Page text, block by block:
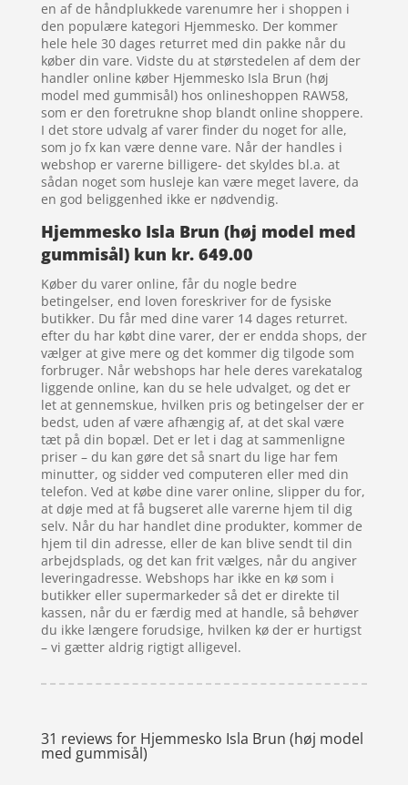
en af de håndplukkede varenumre her i shoppen i
den populære kategori Hjemmesko. Der kommer
hele hele 30 dages returret med din pakke når du
køber din vare. Vidste du at størstedelen af dem der
handler online køber Hjemmesko Isla Brun (høj
model med gummisål) hos onlineshoppen RAW58,
som er den foretrukne shop blandt online shoppere.
I det store udvalg af varer finder du noget for alle,
som jo fx kan være denne vare. Når der handles i
webshop er varerne billigere- det skyldes bl.a. at
sådan noget som husleje kan være meget lavere, da
en god beliggenhed ikke er nødvendig.
Hjemmesko Isla Brun (høj model med
gummisål) kun kr. 649.00
Køber du varer online, får du nogle bedre
betingelser, end loven foreskriver for de fysiske
butikker. Du får med dine varer 14 dages returret.
efter du har købt dine varer, der er endda shops, der
vælger at give mere og det kommer dig tilgode som
forbruger. Når webshops har hele deres varekatalog
liggende online, kan du se hele udvalget, og det er
let at gennemskue, hvilken pris og betingelser der er
bedst, uden af være afhængig af, at det skal være
tæt på din bopæl. Det er let i dag at sammenligne
priser – du kan gøre det så snart du lige har fem
minutter, og sidder ved computeren eller med din
telefon. Ved at købe dine varer online, slipper du for,
at døje med at få bugseret alle varerne hjem til dig
selv. Når du har handlet dine produkter, kommer de
hjem til din adresse, eller de kan blive sendt til din
arbejdsplads, og det kan frit vælges, når du angiver
leveringadresse. Webshops har ikke en kø som i
butikker eller supermarkeder så det er direkte til
kassen, når du er færdig med at handle, så behøver
du ikke længere forudsige, hvilken kø der er hurtigst
– vi gætter aldrig rigtigt alligevel.
31 reviews for Hjemmesko Isla Brun (høj model
med gummisål)